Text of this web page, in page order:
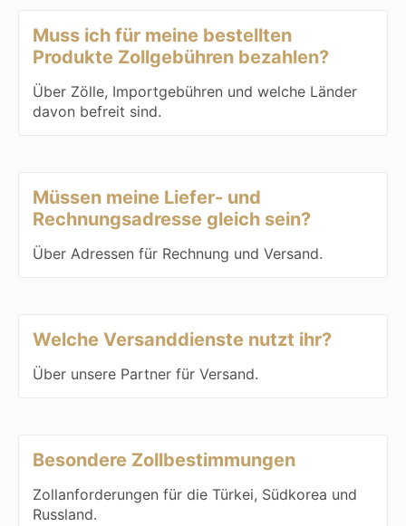
Muss ich für meine bestellten
Produkte Zollgebühren bezahlen?
Über Zölle, Importgebühren und welche Länder
davon befreit sind.
Müssen meine Liefer- und
Rechnungsadresse gleich sein?
Über Adressen für Rechnung und Versand.
Welche Versanddienste nutzt ihr?
Über unsere Partner für Versand.
Besondere Zollbestimmungen
Zollanforderungen für die Türkei, Südkorea und
Russland.